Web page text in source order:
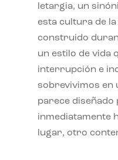
letargia, un
esta cultura de
construido
un estilo de vida
interrupción e
sobrevivimos en
parece
inmediatamente
lugar, otro